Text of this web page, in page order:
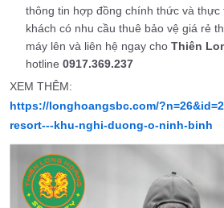
thông tin hợp đồng chính thức và thực
khách có nhu cầu thuê bảo vệ giá rẻ
máy lên và liên hệ ngay cho Thiên
hotline 0917.369.237
XEM THÊM:
https://longhoangsbc.com/
resort---khu-nghi-duong-o-ninh-binh